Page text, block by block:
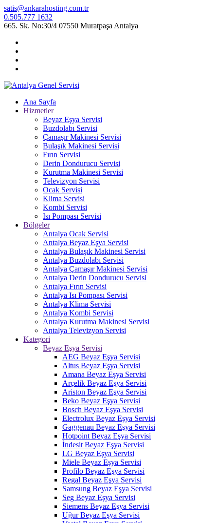
satis@ankarahosting.com.tr
0.505.777 1632
665. Sk. No:30/4 07550 Muratpaşa Antalya
Ana Sayfa
Hizmetler
Beyaz Eşya Servisi
Buzdolabı Servisi
Çamaşır Makinesi Servisi
Bulaşık Makinesi Servisi
Fırın Servisi
Derin Dondurucu Servisi
Kurutma Makinesi Servisi
Televizyon Servisi
Ocak Servisi
Klima Servisi
Kombi Servisi
Isı Pompası Servisi
Bölgeler
Antalya Ocak Servisi
Antalya Beyaz Eşya Servisi
Antalya Bulaşık Makinesi Servisi
Antalya Buzdolabı Servisi
Antalya Çamaşır Makinesi Servisi
Antalya Derin Dondurucu Servisi
Antalya Fırın Servisi
Antalya Isı Pompası Servisi
Antalya Klima Servisi
Antalya Kombi Servisi
Antalya Kurutma Makinesi Servisi
Antalya Televizyon Servisi
Kategori
Beyaz Eşya Servisi
AEG Beyaz Eşya Servisi
Altus Beyaz Eşya Servisi
Amana Beyaz Eşya Servisi
Arçelik Beyaz Eşya Servisi
Ariston Beyaz Eşya Servisi
Beko Beyaz Eşya Servisi
Bosch Beyaz Eşya Servisi
Electrolux Beyaz Eşya Servisi
Gaggenau Beyaz Eşya Servisi
Hotpoint Beyaz Eşya Servisi
İndesit Beyaz Eşya Servisi
LG Beyaz Eşya Servisi
Miele Beyaz Eşya Servisi
Profilo Beyaz Eşya Servisi
Regal Beyaz Eşya Servisi
Samsung Beyaz Eşya Servisi
Seg Beyaz Eşya Servisi
Siemens Beyaz Eşya Servisi
Uğur Beyaz Eşya Servisi